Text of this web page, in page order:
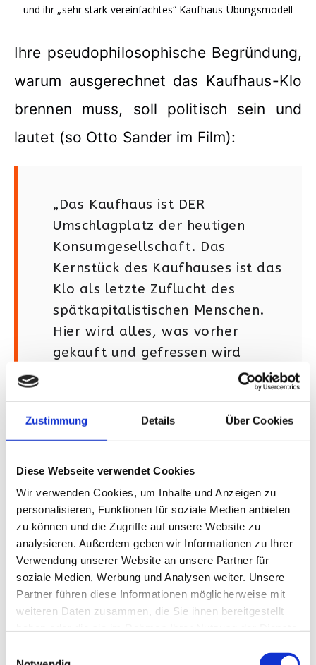
Zustimmung Details Über Cookies
Diese Webseite verwendet Cookies
Wir verwenden Cookies, um Inhalte und Anzeigen zu
personalisieren, Funktionen für soziale Medien anbieten
zu können und die Zugriffe auf unsere Website zu
analysieren. Außerdem geben wir Informationen zu Ihrer
Verwendung unserer Website an unsere Partner für
soziale Medien, Werbung und Analysen weiter. Unsere
Partner führen diese Informationen möglicherweise mit
weiteren Daten zusammen, die Sie ihnen bereitgestellt
und ihr „sehr stark vereinfachtes“ Kaufhaus-Übungsmodell
Ihre pseudophilosophische Begründung,
warum ausgerechnet das Kaufhaus-Klo
brennen muss, soll politisch sein und
lautet (so Otto Sander im Film):
„Das Kaufhaus ist DER
Umschlagplatz der heutigen
Konsumgesellschaft. Das
Kernstück des Kaufhauses ist das
Klo als letzte Zuflucht des
spätkapitalistischen Menschen.
Hier wird alles, was vorher
gekauft und gefressen wird
sozusagen zum zweiten mal
einem provisorischen Kaufhaus-Modell
ist Charly eher dranglos mit von der
Partie.
Doch das Treiben der Revoluzzer-Bande
bleibt nicht unbemerkt: Charly wird